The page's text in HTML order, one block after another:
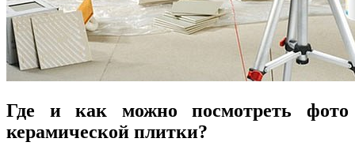
Где и как можно посмотреть фото
керамической плитки?